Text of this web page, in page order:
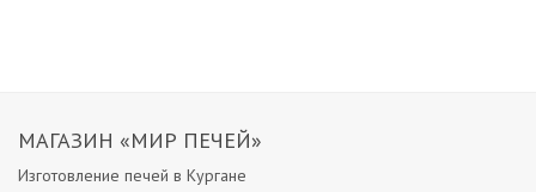
МАГАЗИН «МИР ПЕЧЕЙ»
Изготовление печей в Кургане